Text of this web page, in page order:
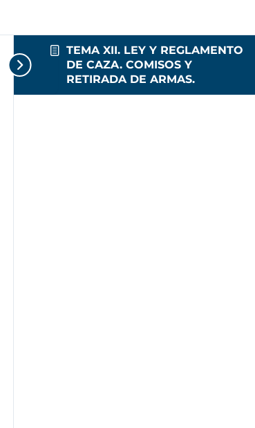
TEMA XII. LEY Y REGLAMENTO
DE CAZA. COMISOS Y
RETIRADA DE ARMAS.